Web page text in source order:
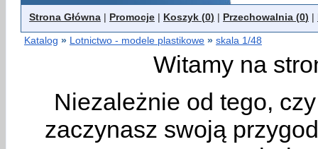
Strona Główna | Promocje | Koszyk (0) | Przechowalnia (0) |
Katalog » Lotnictwo - modele plastikowe » skala 1/48
Witamy na
Niezależnie od tego,
zaczynasz swoją